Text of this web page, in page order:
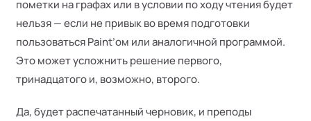
пометки на графах или в условии по ходу чтения будет
нельзя — если не привык во время подготовки
пользоваться Paint’ом или аналогичной программой.
Это может усложнить решение первого,
тринадцатого и, возможно, второго.
Да, будет распечатанный черновик, и преподы